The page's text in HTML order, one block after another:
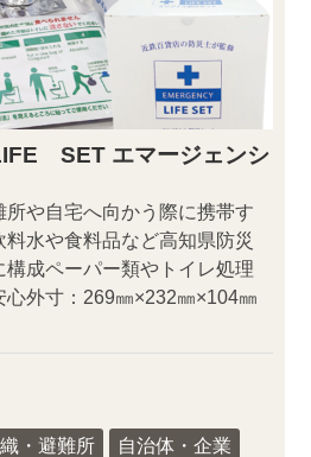
SET エマージェンシ
や自宅へ向かう際に携帯す
水や食料品など高知県防災
成ペーパー類やトイレ処理
外寸：269㎜×232㎜×104㎜
・避難所 自治体・企業